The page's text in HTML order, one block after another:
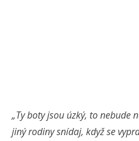
„Ty boty jsou úzký, to nebude
jiný rodiny snídaj, když se